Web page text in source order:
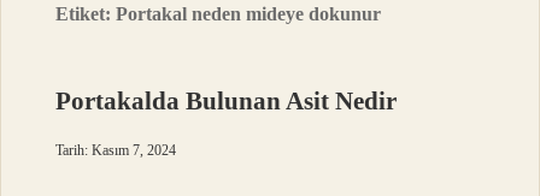
Etiket:Portakal neden mideye dokunur
Portakalda Bulunan Asit Nedir
Tarih: Kasım 7, 2024